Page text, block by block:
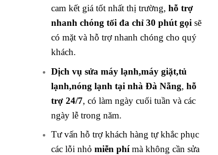
cam kết giá tốt nhất thị trường, hỗ trợ
nhanh chóng tối đa chỉ 30 phút gọi sẽ
có mặt và hỗ trợ nhanh chóng cho quý
khách.
Dịch vụ sửa máy lạnh,máy giặt,tủ
lạnh,nóng lạnh tại nhà Đà Nẵng, hỗ
trợ 24/7, có làm ngày cuối tuần và các
ngày lễ trong năm.
Tư vấn hỗ trợ khách hàng tự khắc phục
các lỗi nhỏ miễn phímà không cần sửa